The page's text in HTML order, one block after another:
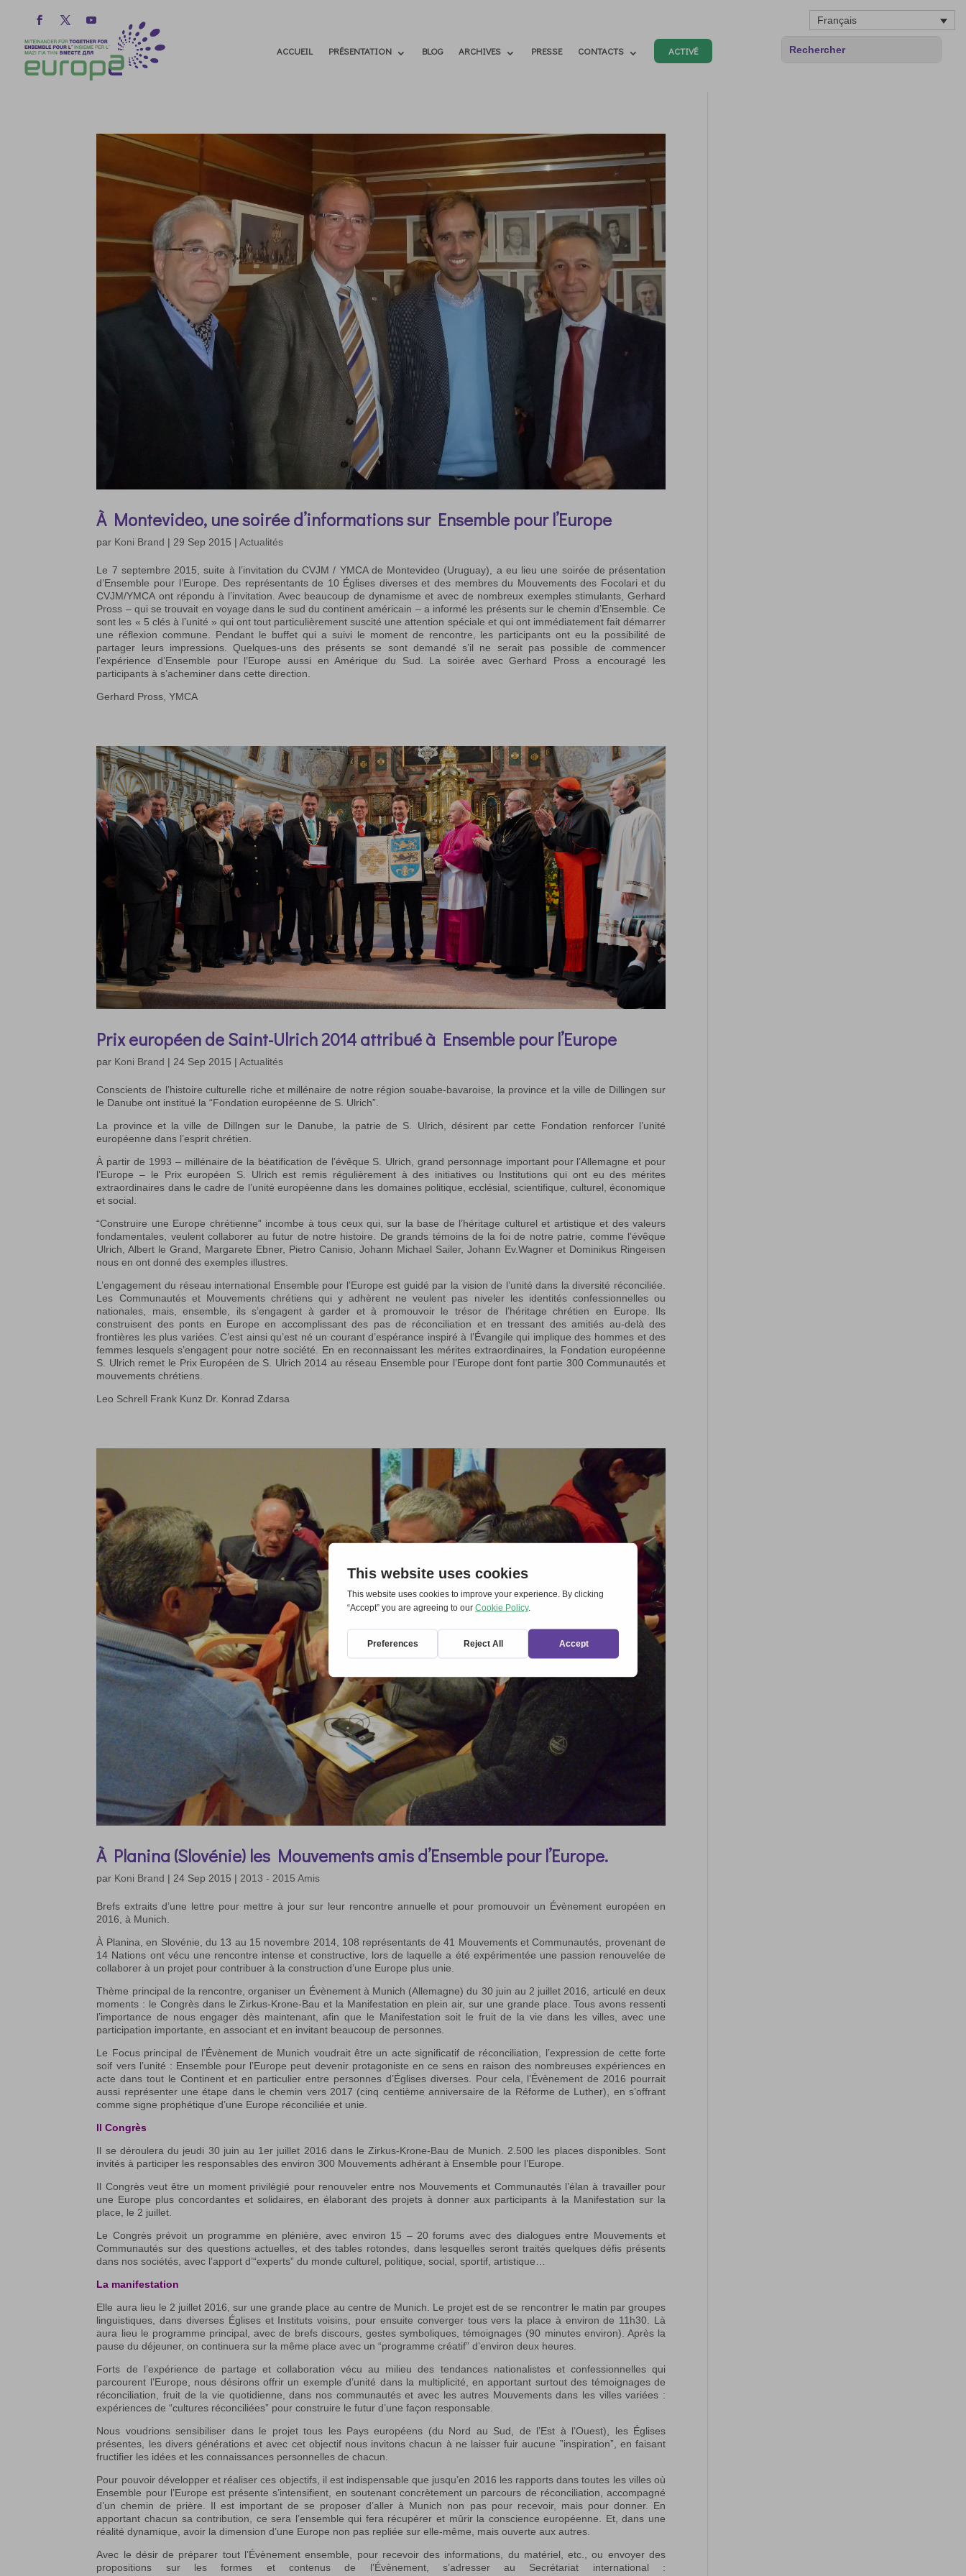
Français
ACCUEIL PRÉSENTATION BLOG ARCHIVES PRESSE CONTACTS ACTIVÉ
À Montevideo, une soirée d’informations sur Ensemble pour l’Europe
par Koni Brand | 29 Sep 2015 |Actualités
Le 7 septembre 2015, suite à l’invitation du CVJM / YMCA de Montevideo (Uruguay), a eu lieu une soirée de présentation
d’Ensemble pour l’Europe. Des représentants de 10 Églises diverses et des membres du Mouvements des Focolari et du
CVJM/YMCA ont répondu à l’invitation. Avec beaucoup de dynamisme et avec de nombreux exemples stimulants, Gerhard
Pross – qui se trouvait en voyage dans le sud du continent américain – a informé les présents sur le chemin d’Ensemble. Ce
sont les « 5 clés à l’unité » qui ont tout particulièrement suscité une attention spéciale et qui ont immédiatement fait démarrer
une réflexion commune. Pendant le buffet qui a suivi le moment de rencontre, les participants ont eu la possibilité de
partager leurs impressions. Quelques-uns des présents se sont demandé s’il ne serait pas possible de commencer
l’expérience d’Ensemble pour l’Europe aussi en Amérique du Sud. La soirée avec Gerhard Pross a encouragé les
participants à s’acheminer dans cette direction.
Gerhard Pross, YMCA
Prix européen de Saint-Ulrich 2014 attribué à Ensemble pour l’Europe
par Koni Brand | 24 Sep 2015 |Actualités
Conscients de l’histoire culturelle riche et millénaire de notre région souabe-bavaroise, la province et la ville de Dillingen sur
le Danube ont institué la “Fondation européenne de S. Ulrich”.
La province et la ville de Dillngen sur le Danube, la patrie de S. Ulrich, désirent par cette Fondation renforcer l’unité
européenne dans l’esprit chrétien.
À partir de 1993 – millénaire de la béatification de l’évêque S. Ulrich, grand personnage important pour l’Allemagne et pour
l’Europe – le Prix européen S. Ulrich est remis régulièrement à des initiatives ou Institutions qui ont eu des mérites
extraordinaires dans le cadre de l’unité européenne dans les domaines politique, ecclésial, scientifique, culturel, économique
et social.
“Construire une Europe chrétienne” incombe à tous ceux qui, sur la base de l’héritage culturel et artistique et des valeurs
fondamentales, veulent collaborer au futur de notre histoire. De grands témoins de la foi de notre patrie, comme l’évêque
Ulrich, Albert le Grand, Margarete Ebner, Pietro Canisio, Johann Michael Sailer, Johann Ev.Wagner et Dominikus Ringeisen
nous en ont donné des exemples illustres.
L’engagement du réseau international Ensemble pour l’Europe est guidé par la vision de l’unité dans la diversité réconciliée.
Les Communautés et Mouvements chrétiens qui y adhèrent ne veulent pas niveler les identités confessionnelles ou
nationales, mais, ensemble, ils s’engagent à garder et à promouvoir le trésor de l’héritage chrétien en Europe. Ils
construisent des ponts en Europe en accomplissant des pas de réconciliation et en tressant des amitiés au-delà des
frontières les plus variées. C’est ainsi qu’est né un courant d’espérance inspiré à l’Évangile qui implique des hommes et des
femmes lesquels s’engagent pour notre société. En en reconnaissant les mérites extraordinaires, la Fondation européenne
S. Ulrich remet le Prix Européen de S. Ulrich 2014 au réseau Ensemble pour l’Europe dont font partie 300 Communautés et
mouvements chrétiens.
Leo Schrell Frank Kunz Dr. Konrad Zdarsa
À Planina (Slovénie) les Mouvements amis d’Ensemble pour l’Europe.
par Koni Brand | 24 Sep 2015 | 2013 - 2015 Amis
Brefs extraits d’une lettre pour mettre à jour sur leur rencontre annuelle et pour promouvoir un Évènement européen en
2016, à Munich.
À Planina, en Slovénie, du 13 au 15 novembre 2014, 108 représentants de 41 Mouvements et Communautés, provenant de
14 Nations ont vécu une rencontre intense et constructive, lors de laquelle a été expérimentée une passion renouvelée de
collaborer à un projet pour contribuer à la construction d’une Europe plus unie.
Thème principal de la rencontre, organiser un Évènement à Munich (Allemagne) du 30 juin au 2 juillet 2016, articulé en deux
moments : le Congrès dans le Zirkus-Krone-Bau et la Manifestation en plein air, sur une grande place. Tous avons ressenti
l’importance de nous engager dès maintenant, afin que le Manifestation soit le fruit de la vie dans les villes, avec une
participation importante, en associant et en invitant beaucoup de personnes.
Le Focus principal de l’Évènement de Munich voudrait être un acte significatif de réconciliation, l’expression de cette forte
soif vers l’unité : Ensemble pour l’Europe peut devenir protagoniste en ce sens en raison des nombreuses expériences en
acte dans tout le Continent et en particulier entre personnes d’Églises diverses. Pour cela, l’Évènement de 2016 pourrait
aussi représenter une étape dans le chemin vers 2017 (cinq centième anniversaire de la Réforme de Luther), en s’offrant
comme signe prophétique d’une Europe réconciliée et unie.
Il Congrès
Il se déroulera du jeudi 30 juin au 1er juillet 2016 dans le Zirkus-Krone-Bau de Munich. 2.500 les places disponibles. Sont
invités à participer les responsables des environ 300 Mouvements adhérant à Ensemble pour l’Europe.
Il Congrès veut être un moment privilégié pour renouveler entre nos Mouvements et Communautés l’élan à travailler pour
une Europe plus concordantes et solidaires, en élaborant des projets à donner aux participants à la Manifestation sur la
place, le 2 juillet.
Le Congrès prévoit un programme en plénière, avec environ 15 – 20 forums avec des dialogues entre Mouvements et
Communautés sur des questions actuelles, et des tables rotondes, dans lesquelles seront traités quelques défis présents
dans nos sociétés, avec l’apport d’“experts” du monde culturel, politique, social, sportif, artistique…
La manifestation
Elle aura lieu le 2 juillet 2016, sur une grande place au centre de Munich. Le projet est de se rencontrer le matin par groupes
linguistiques, dans diverses Églises et Instituts voisins, pour ensuite converger tous vers la place à environ de 11h30. Là
aura lieu le programme principal, avec de brefs discours, gestes symboliques, témoignages (90 minutes environ). Après la
pause du déjeuner, on continuera sur la même place avec un “programme créatif” d’environ deux heures.
Forts de l’expérience de partage et collaboration vécu au milieu des tendances nationalistes et confessionnelles qui
parcourent l’Europe, nous désirons offrir un exemple d’unité dans la multiplicité, en apportant surtout des témoignages de
réconciliation, fruit de la vie quotidienne, dans nos communautés et avec les autres Mouvements dans les villes variées :
expériences de “cultures réconciliées” pour construire le futur d’une façon responsable.
Nous voudrions sensibiliser dans le projet tous les Pays européens (du Nord au Sud, de l’Est à l’Ouest), les Églises
présentes, les divers générations et avec cet objectif nous invitons chacun à ne laisser fuir aucune ”inspiration”, en faisant
fructifier les idées et les connaissances personnelles de chacun.
Pour pouvoir développer et réaliser ces objectifs, il est indispensable que jusqu’en 2016 les rapports dans toutes les villes où
Ensemble pour l’Europe est présente s’intensifient, en soutenant concrètement un parcours de réconciliation, accompagné
d’un chemin de prière. Il est important de se proposer d’aller à Munich non pas pour recevoir, mais pour donner. En
apportant chacun sa contribution, ce sera l’ensemble qui fera récupérer et mûrir la conscience européenne. Et, dans une
réalité dynamique, avoir la dimension d’une Europe non pas repliée sur elle-même, mais ouverte aux autres.
Avec le désir de préparer tout l’Évènement ensemble, pour recevoir des informations, du matériel, etc., ou envoyer des
propositions sur les formes et contenus de l’Évènement, s’adresser au Secrétariat international :